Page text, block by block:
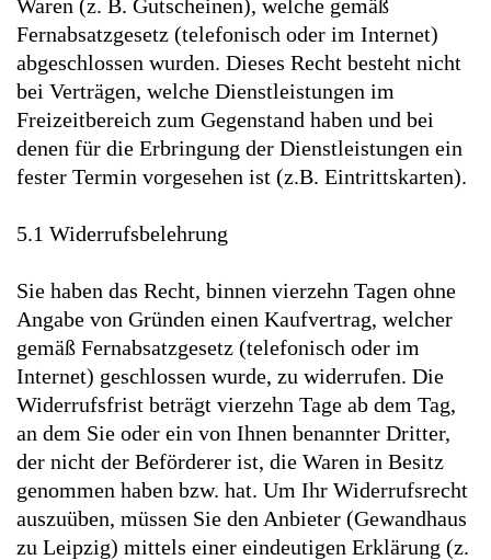
Waren (z. B. Gutscheinen), welche gemäß
Fernabsatzgesetz (telefonisch oder im Internet)
abgeschlossen wurden. Dieses Recht besteht nicht
bei Verträgen, welche Dienstleistungen im
Freizeitbereich zum Gegenstand haben und bei
denen für die Erbringung der Dienstleistungen ein
fester Termin vorgesehen ist (z.B. Eintrittskarten).
5.1 Widerrufsbelehrung
Sie haben das Recht, binnen vierzehn Tagen ohne
Angabe von Gründen einen Kaufvertrag, welcher
gemäß Fernabsatzgesetz (telefonisch oder im
Internet) geschlossen wurde, zu widerrufen. Die
Widerrufsfrist beträgt vierzehn Tage ab dem Tag,
an dem Sie oder ein von Ihnen benannter Dritter,
der nicht der Beförderer ist, die Waren in Besitz
genommen haben bzw. hat. Um Ihr Widerrufsrecht
auszuüben, müssen Sie den Anbieter (Gewandhaus
zu Leipzig) mittels einer eindeutigen Erklärung (z.